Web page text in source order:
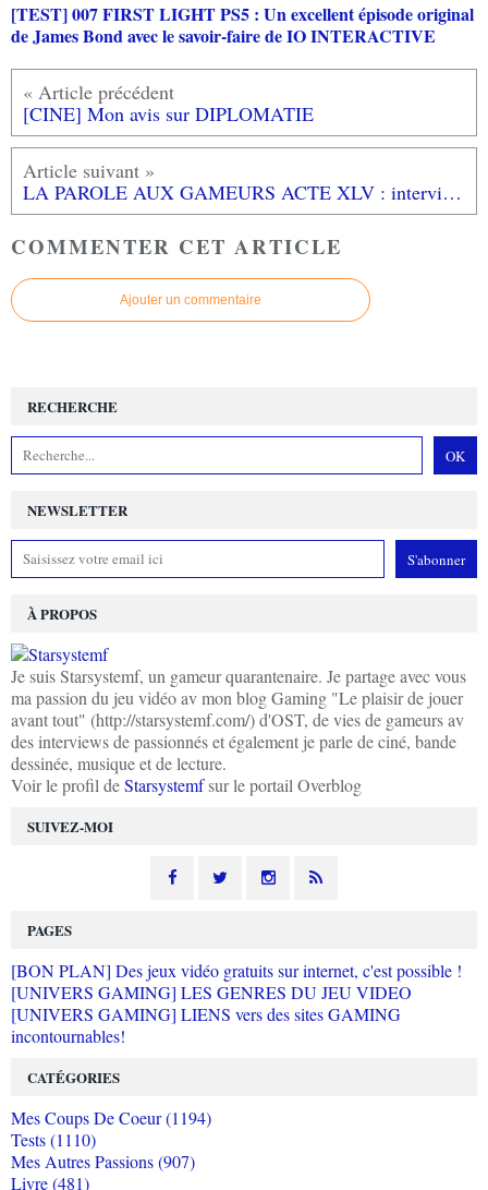
[TEST] 007 FIRST LIGHT PS5 : Un excellent épisode original
de James Bond avec le savoir-faire de IO INTERACTIVE
[CINE] Mon avis sur DIPLOMATIE
LA PAROLE AUX GAMEURS ACTE XLV : interview de MICHAEL GUARNE
COMMENTER CET ARTICLE
Ajouter un commentaire
NEWSLETTER
SUIVEZ-MOI
RECHERCHE
À PROPOS
Je suis Starsystemf, un gameur quarantenaire. Je partage avec vous
ma passion du jeu vidéo av mon blog Gaming "Le plaisir de jouer
avant tout" (http://starsystemf.com/) d'OST, de vies de gameurs av
des interviews de passionnés et également je parle de ciné, bande
dessinée, musique et de lecture.
Voir le profil deStarsystemfsur le portail Overblog
PAGES
[BON PLAN] Des jeux vidéo gratuits sur internet, c'est possible !
[UNIVERS GAMING] LES GENRES DU JEU VIDEO
[UNIVERS GAMING] LIENS vers des sites GAMING
incontournables!
CATÉGORIES
Mes Coups De Coeur (1194)
Tests (1110)
Mes Autres Passions (907)
Livre (481)